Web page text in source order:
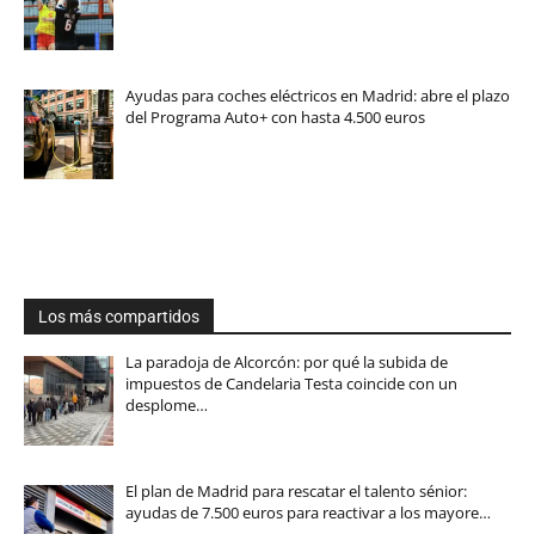
Ayudas para coches eléctricos en Madrid: abre el plazo
del Programa Auto+ con hasta 4.500 euros
Los más compartidos
La paradoja de Alcorcón: por qué la subida de
impuestos de Candelaria Testa coincide con un
desplome…
El plan de Madrid para rescatar el talento sénior:
ayudas de 7.500 euros para reactivar a los mayore…